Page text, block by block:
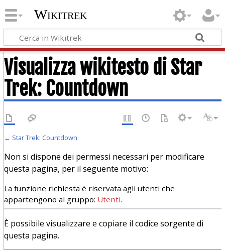
Wikitrek
Visualizza wikitesto di Star
Trek: Countdown
← Star Trek: Countdown
Non si dispone dei permessi necessari per modificare
questa pagina, per il seguente motivo:
La funzione richiesta è riservata agli utenti che
appartengono al gruppo: Utenti.
È possibile visualizzare e copiare il codice sorgente di
questa pagina.